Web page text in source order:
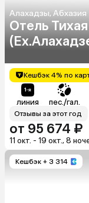
Алахадзы, Абхазия
Отель Тихая
Кешбэк 4% по
линия пес./гал.
Отзывы за этот год
от 95 674 ₽
11 окт. - 19 окт., 8
Кешбэк + 3 314